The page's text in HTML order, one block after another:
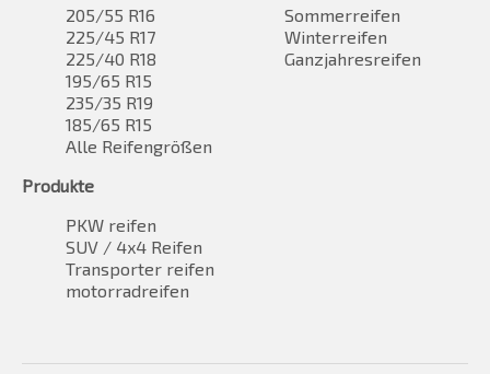
205/55 R16
225/45 R17
225/40 R18
195/65 R15
235/35 R19
185/65 R15
Alle Reifengrößen
Sommerreifen
Winterreifen
Ganzjahresreifen
Produkte
PKW reifen
SUV / 4x4 Reifen
Transporter reifen
motorradreifen